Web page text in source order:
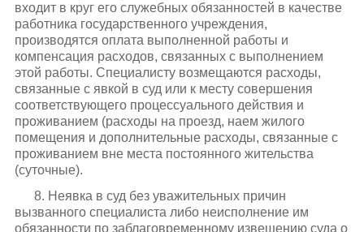
входит в круг его служебных обязанностей в качестве
работника государственного учреждения,
производятся оплата выполненной работы и
компенсация расходов, связанных с выполнением
этой работы. Специалисту возмещаются расходы,
связанные с явкой в суд или к месту совершения
соответствующего процессуального действия и
проживанием (расходы на проезд, наем жилого
помещения и дополнительные расходы, связанные с
проживанием вне места постоянного жительства
(суточные).
8. Неявка в суд без уважительных причин
вызванного специалиста либо неисполнение им
обязанности по заблаговременному извещению суда о